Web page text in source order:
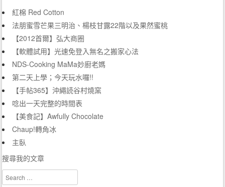
紅棉 Red Cotton
法朋蜜雪芒果三明治、楊枝甘露22階以及果然蜜桃
【2012首爾】弘大商圈
【軟體試用】光速免登入無名之搬家心法
NDS-Cooking MaMa妙廚老媽
第二天上學；今天玩水囉!!
【手帖365】沖繩読谷村燒窯
唸出一天完整的時間表
【美食記】Awfully Chocolate
Chaup!轉角冰
主臥
搜尋我的文章
Search